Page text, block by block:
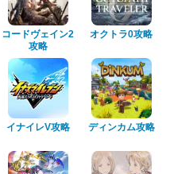
コードヴェイン2
攻略
オクトラ0攻略
イナイレV攻略 ディンカム攻略